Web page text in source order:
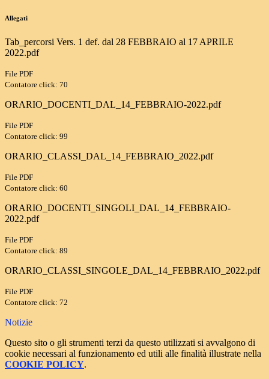
Allegati
Tab_percorsi Vers. 1 def. dal 28 FEBBRAIO al 17 APRILE
2022.pdf
File PDF
Contatore click: 70
ORARIO_DOCENTI_DAL_14_FEBBRAIO-2022.pdf
File PDF
Contatore click: 99
ORARIO_CLASSI_DAL_14_FEBBRAIO_2022.pdf
File PDF
Contatore click: 60
ORARIO_DOCENTI_SINGOLI_DAL_14_FEBBRAIO-
2022.pdf
File PDF
Contatore click: 89
ORARIO_CLASSI_SINGOLE_DAL_14_FEBBRAIO_2022.pdf
File PDF
Contatore click: 72
Notizie
Questo sito o gli strumenti terzi da questo utilizzati si avvalgono di
cookie necessari al funzionamento ed utili alle finalità illustrate nella
COOKIE POLICY.